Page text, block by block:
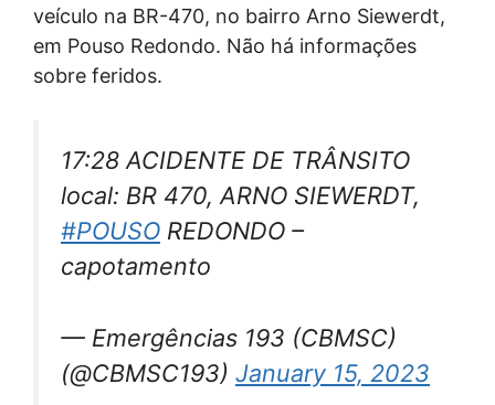
veículo na BR-470, no bairro Arno Siewerdt,
em Pouso Redondo. Não há informações
sobre feridos.
17:28 ACIDENTE DE TRÂNSITO
local: BR 470, ARNO SIEWERDT,
#POUSO REDONDO –
capotamento
— Emergências 193 (CBMSC)
(@CBMSC193) January 15, 2023